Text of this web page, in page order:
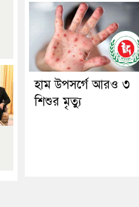
হাম উপসর্গে আরও ৩
শিশুর মৃত্যু